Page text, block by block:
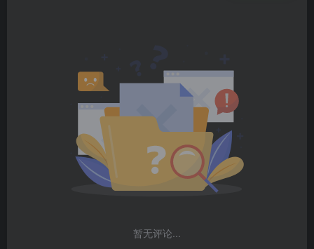
暂无评论...